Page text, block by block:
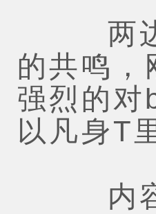
两边同
的共鸣
强烈的对
以凡身T
内容